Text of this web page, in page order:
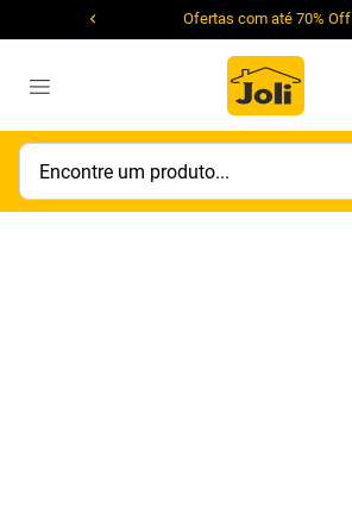
Ofertas com até 70% Off
Encontre um produto...